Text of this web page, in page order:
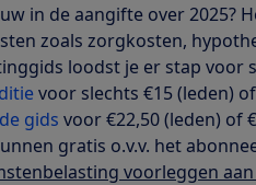
in de aangifte over 2025?
zoals zorgkosten,
loodst je er stap voor
voor slechts €15 (leden)
gids voor €22,50 (leden) of
gratis o.v.v. het
voorleggen